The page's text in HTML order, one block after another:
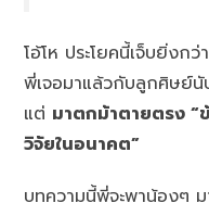
โอ้โห ประโยคนี้เจ็บยิ่งก
พี่เจอมาแล้วกับลูกศิษย์
แต่ มาตกม้าตายตรง “
วิจัยในอนาคต”
บทความนี้พี่จะพาน้องๆ